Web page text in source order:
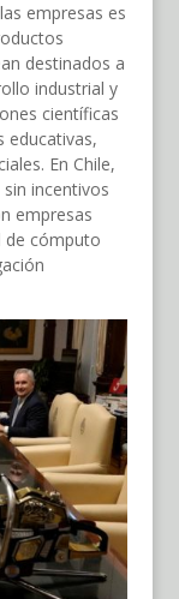
empresas es
destinados a
industrial y
científicas
educativas,
En Chile,
incentivos
empresas
de cómputo